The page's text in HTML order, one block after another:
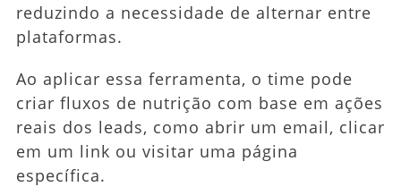
reduzindo a necessidade de alternar entre
plataformas.
Ao aplicar essa ferramenta, o time pode
criar fluxos de nutrição com base em ações
reais dos leads, como abrir um email, clicar
em um link ou visitar uma página
específica.